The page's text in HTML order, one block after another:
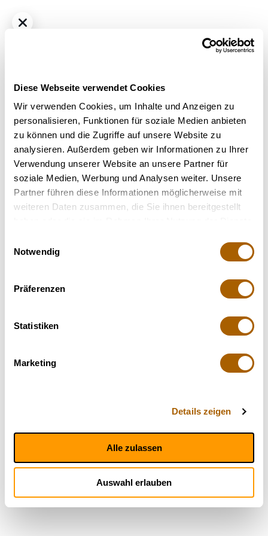
Diese Webseite verwendet Cookies
Wir verwenden Cookies, um Inhalte und Anzeigen zu
personalisieren, Funktionen für soziale Medien anbieten
zu können und die Zugriffe auf unsere Website zu
analysieren. Außerdem geben wir Informationen zu Ihrer
Verwendung unserer Website an unsere Partner für
soziale Medien, Werbung und Analysen weiter. Unsere
Partner führen diese Informationen möglicherweise mit
weiteren Daten zusammen, die Sie ihnen bereitgestellt
Notwendig
Präferenzen
Statistiken
Marketing
Details zeigen
Alle zulassen
Auswahl erlauben
Huala 25/1 UK WTR
Nicht verfügbar